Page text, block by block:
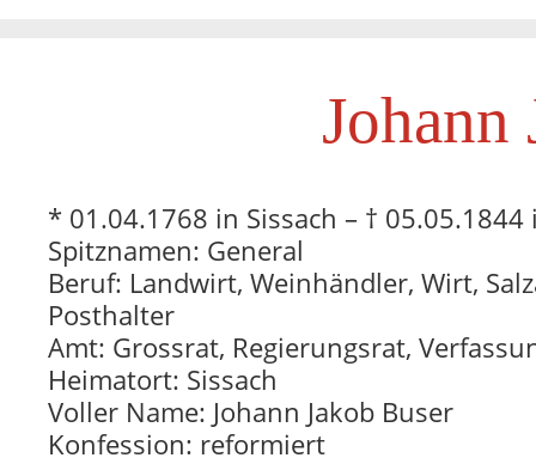
Johann
* 01.04.1768 in Sissach – † 05.05.1844
Spitznamen: General
Beruf: Landwirt, Weinhändler, Wirt,
Posthalter
Amt: Grossrat, Regierungsrat,
Heimatort: Sissach
Voller Name: Johann Jakob Buser
Konfession: reformiert